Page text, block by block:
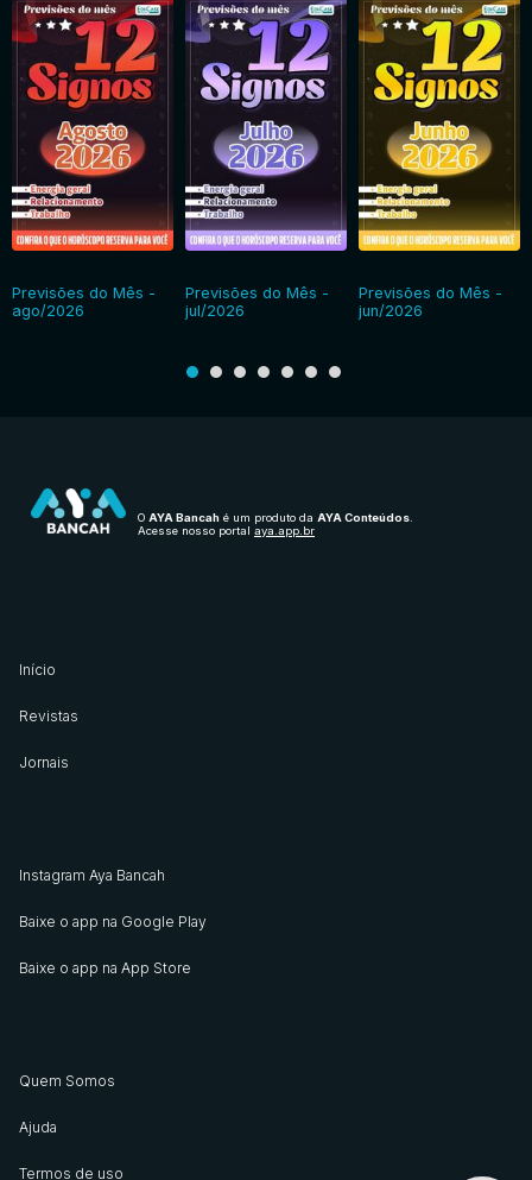
Previsões do Mês -
ago/2026
Previsões do Mês -
jul/2026
Previsões do Mês -
jun/2026
O AYA Bancah é um produto da AYA Conteúdos
Acesse nosso portal aya.app.br
Início
Revistas
Jornais
Instagram Aya Bancah
Baixe o app na Google Play
Baixe o app na App Store
Quem Somos
Ajuda
Termos de uso